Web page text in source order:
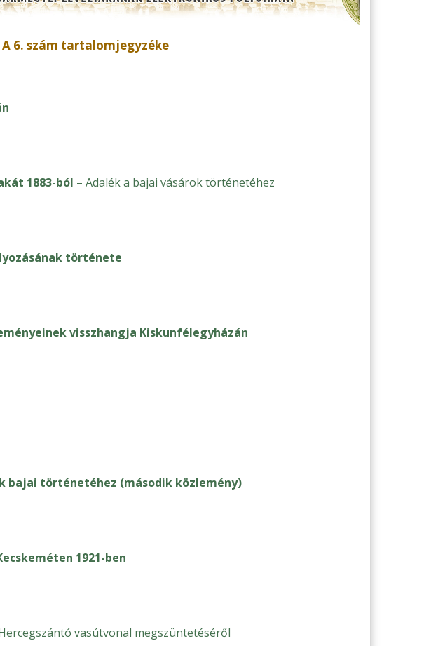
A 6. szám tartalomjegyzéke
1883-ból – Adalék a bajai vásárok történetéhez
története
visszhangja Kiskunfélegyházán
bajai történetéhez (második közlemény)
1921-ben
vasútvonal megszüntetéséről